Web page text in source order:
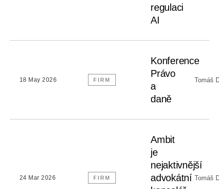
regulaci
AI
18 May 2026 FIRM
Konference
Právo
a
daně
Tomáš
24 Mar 2026 FIRM
Ambit
je
nejaktivnější
advokátní Tomáš